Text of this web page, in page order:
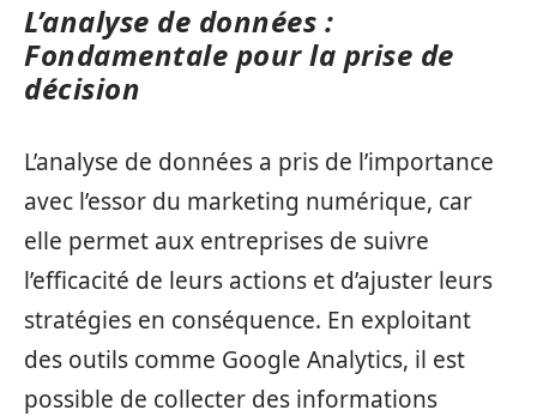
L’analyse de données :
Fondamentale pour la prise de
décision
L’analyse de données a pris de l’importance
avec l’essor du marketing numérique, car
elle permet aux entreprises de suivre
l’efficacité de leurs actions et d’ajuster leurs
stratégies en conséquence. En exploitant
des outils comme Google Analytics, il est
possible de collecter des informations